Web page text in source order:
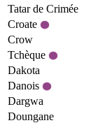
Tatar de Crimée
Croate
Crow
Tchèque
Dakota
Danois
Dargwa
Doungane